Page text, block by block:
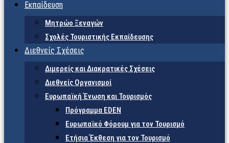
Εκπαίδευση
Μητρώο Ξεναγών
Σχολές Τουριστικής Εκπαίδευσης
Διεθνείς Σχέσεις
Διμερείς και Διακρατικές Σχέσεις
Διεθνείς Οργανισμοί
Ευρωπαϊκή Ένωση και Τουρισμός
Πρόγραμμα EDEN
Ευρωπαϊκό Φόρουμ για τον Τουρισμό
Ετήσια Έκθεση για τον Τουρισμό